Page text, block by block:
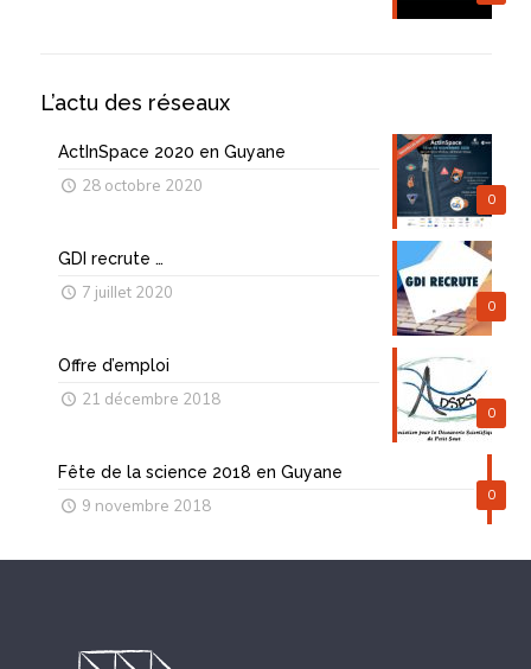
L’actu des réseaux
0
ActInSpace 2020 en Guyane
28 octobre 2020
0
GDI recrute …
7 juillet 2020
0
Offre d’emploi
21 décembre 2018
0
Fête de la science 2018 en Guyane
9 novembre 2018